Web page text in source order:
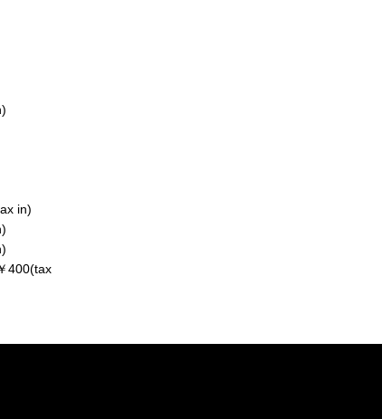
in)
400(tax